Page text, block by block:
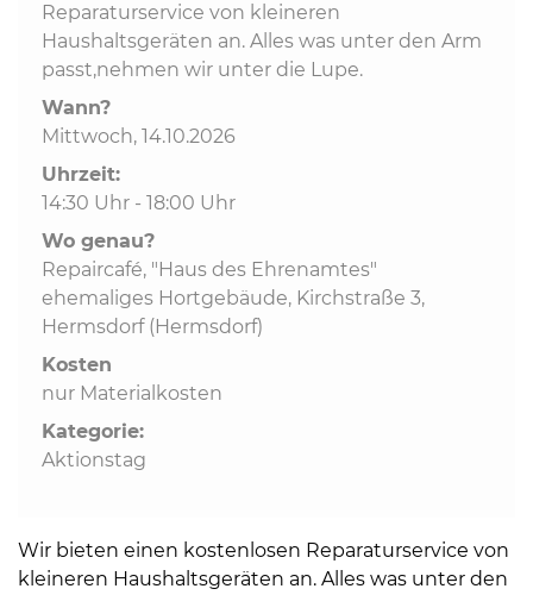
Bildung und Soziales
Wirtschaft, Bauen, Verkehr
Tourismus, Freizeit, Dorfleben
Ehrenamt und Engagement
Reparaturservice von kleineren
Haushaltsgeräten an. Alles was unter den Arm
passt,nehmen wir unter die Lupe.
Wann?
Mittwoch, 14.10.2026
Uhrzeit:
14:30 Uhr - 18:00 Uhr
Wo genau?
Repaircafé, "Haus des Ehrenamtes"
ehemaliges Hortgebäude, Kirchstraße 3,
Hermsdorf (Hermsdorf)
Kosten
nur Materialkosten
Kategorie:
Aktionstag
Wir bieten einen kostenlosen Reparaturservice von
kleineren Haushaltsgeräten an. Alles was unter den